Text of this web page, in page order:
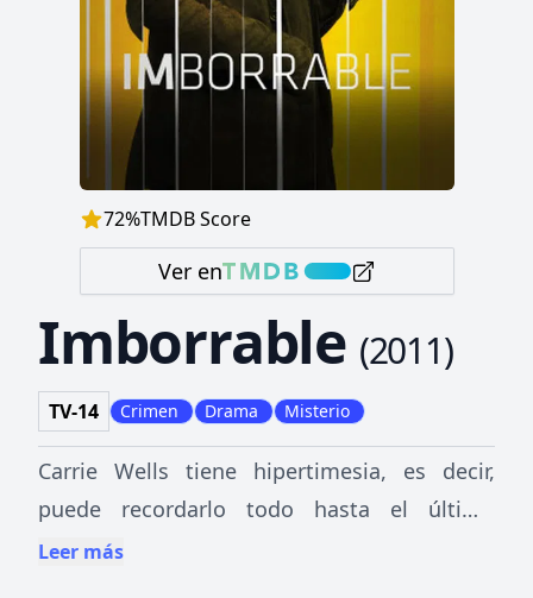
72%TMDB Score
Ver en
Imborrable (2011)
TV-14 Crimen Drama Misterio
Carrie Wells tiene hipertimesia, es decir,
puede recordarlo todo hasta el último
detalle. Todo, salvo las claves que ayudarían
Leer más